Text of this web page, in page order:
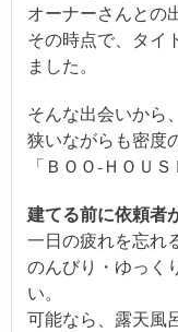
オーナーさんとの
その時点で、タイ
ました。
そんな出会いから
狭いながらも密度
「ＢＯＯ-ＨＯＵ
建てる前に依頼者
一日の疲れを忘れ
のんびり・ゆっく
い。
可能なら、露天風